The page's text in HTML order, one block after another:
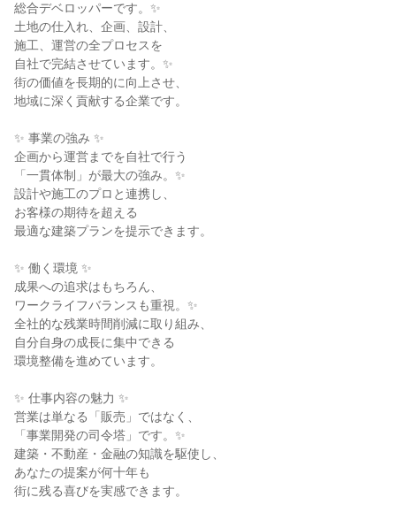
総合デベロッパーです。✨
土地の仕入れ、企画、設計、
施工、運営の全プロセスを
自社で完結させています。✨
街の価値を長期的に向上させ、
地域に深く貢献する企業です。
✨ 事業の強み ✨
企画から運営までを自社で行う
「一貫体制」が最大の強み。✨
設計や施工のプロと連携し、
お客様の期待を超える
最適な建築プランを提示できます。
✨ 働く環境 ✨
成果への追求はもちろん、
ワークライフバランスも重視。✨
全社的な残業時間削減に取り組み、
自分自身の成長に集中できる
環境整備を進めています。
✨ 仕事内容の魅力 ✨
営業は単なる「販売」ではなく、
「事業開発の司令塔」です。✨
建築・不動産・金融の知識を駆使し、
あなたの提案が何十年も
街に残る喜びを実感できます。